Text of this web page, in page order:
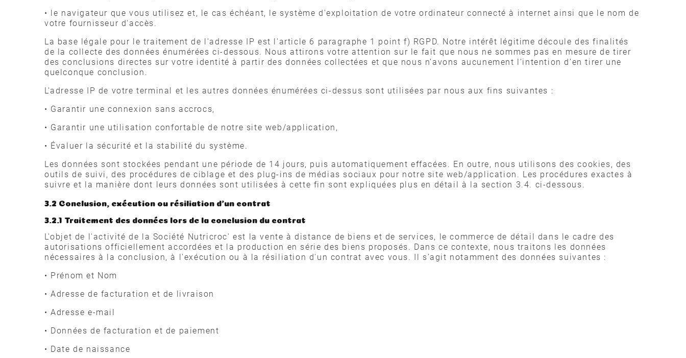
• le navigateur que vous utilisez et, le cas échéant, le système d'exploitation de votre ordinateur connecté à internet ainsi que le nom de
votre fournisseur d'accès.
La base légale pour le traitement de l'adresse IP est l'article 6 paragraphe 1 point f) RGPD. Notre intérêt légitime découle des finalités
de la collecte des données énumérées ci-dessous. Nous attirons votre attention sur le fait que nous ne sommes pas en mesure de tirer
des conclusions directes sur votre identité à partir des données collectées et que nous n’avons aucunement l’intention d’en tirer une
quelconque conclusion.
L'adresse IP de votre terminal et les autres données énumérées ci-dessus sont utilisées par nous aux fins suivantes :
• Garantir une connexion sans accrocs,
• Garantir une utilisation confortable de notre site web/application,
• Évaluer la sécurité et la stabilité du système.
Les données sont stockées pendant une période de 14 jours, puis automatiquement effacées. En outre, nous utilisons des cookies, des
outils de suivi, des procédures de ciblage et des plug-ins de médias sociaux pour notre site web/application. Les procédures exactes à
suivre et la manière dont leurs données sont utilisées à cette fin sont expliquées plus en détail à la section 3.4. ci-dessous.
3.2 Conclusion, exécution ou résiliation d'un contrat
3.2.1 Traitement des données lors de la conclusion du contrat
L'objet de l'activité de la Société Nutricroc' est la vente à distance de biens et de services, le commerce de détail dans le cadre des
autorisations officiellement accordées et la production en série des biens proposés. Dans ce contexte, nous traitons les données
nécessaires à la conclusion, à l'exécution ou à la résiliation d'un contrat avec vous. Il s’agit notamment des données suivantes :
• Prénom et Nom
• Adresse de facturation et de livraison
• Adresse e-mail
• Données de facturation et de paiement
• Date de naissance